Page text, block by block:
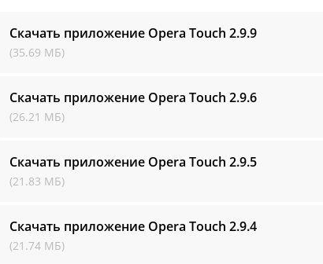
Скачать приложение Opera Touch 2.9.9
(35.69 МБ)
Скачать приложение Opera Touch 2.9.6
(26.21 МБ)
Скачать приложение Opera Touch 2.9.5
(21.83 МБ)
Скачать приложение Opera Touch 2.9.4
(21.74 МБ)